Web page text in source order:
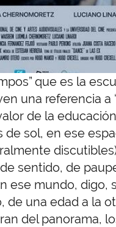
que es la
una referencia a
de la
sol, en ese
sentido, de
ese mundo, digo,
de una edad a la
del panorama,